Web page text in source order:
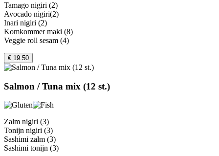
Tamago nigiri (2)
Avocado nigiri(2)
Inari nigiri (2)
Komkommer maki (8)
Veggie roll sesam (4)
€ 19.50
Salmon / Tuna mix (12 st.)
Zalm nigiri (3)
Tonijn nigiri (3)
Sashimi zalm (3)
Sashimi tonijn (3)